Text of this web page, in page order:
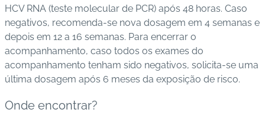
HCV RNA (teste molecular de PCR) após 48 horas. Caso
negativos, recomenda-se nova dosagem em 4 semanas e
depois em 12 a 16 semanas. Para encerrar o
acompanhamento, caso todos os exames do
acompanhamento tenham sido negativos, solicita-se uma
última dosagem após 6 meses da exposição de risco.
Onde encontrar?